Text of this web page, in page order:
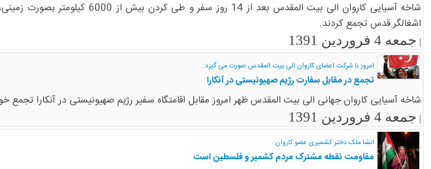
شاخه آسیایی کاروان الی بیت المقدس بعد
اشغالگر قدس تجمع کردند.
جمعه 4 فروردین 1391
امروز با شرکت اعضای کاروان الی بیت المقدس صورت می گیرد:
تجمع در مقابل سفارت رژیم صهیونیستی در آنکارا
شاخه آسیایی کاروان جهانی الی بیت المقدس ظهر امروز مقابل اقامتگاه سفیر رژیم صهیونیستی در آنکارا تجمع
جمعه 4 فروردین 1391
انشا ملک دختر کشمیری عضو کاروان:
مقاومت نقطه مشترک مردم کشمیر و فلسطین است